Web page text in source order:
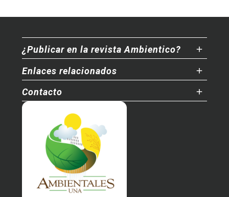
¿Publicar en la revista Ambientico?
Enlaces relacionados
Contacto